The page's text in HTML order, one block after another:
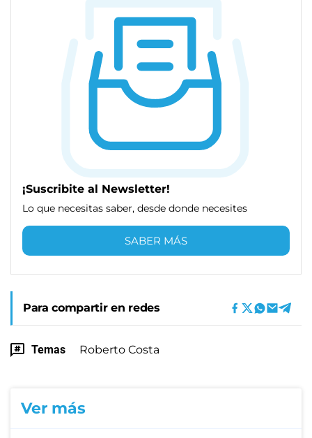
¡Suscribite al Newsletter!
Lo que necesitas saber, desde donde necesites
SABER MÁS
Para compartir en redes
Temas Roberto Costa
Ver más